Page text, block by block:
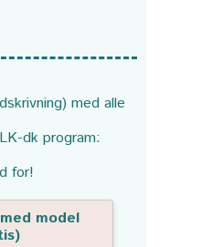
med alle
dk program:
for!
model